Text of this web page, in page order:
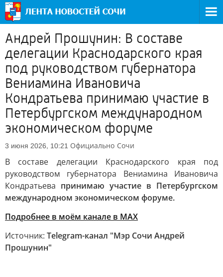
Андрей Прошунин: В составе
делегации Краснодарского края
под руководством губернатора
Вениамина Ивановича
Кондратьева принимаю участие в
Петербургском международном
экономическом форуме
3 июня 2026, 10:21 Официально Сочи
В составе делегации Краснодарского края под
руководством губернатора Вениамина Ивановича
Кондратьева принимаю участие в Петербургском
международном экономическом форуме.
Подробнее в моём канале в MAX
Источник: Telegram-канал "Мэр Сочи Андрей
Прошунин"